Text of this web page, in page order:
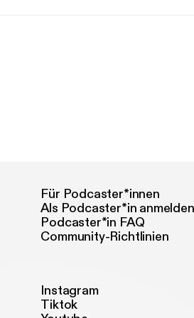
Für Podcaster*innen
Als Podcaster*in anmelden
Podcaster*in FAQ
Community-Richtlinien
Instagram
Tiktok